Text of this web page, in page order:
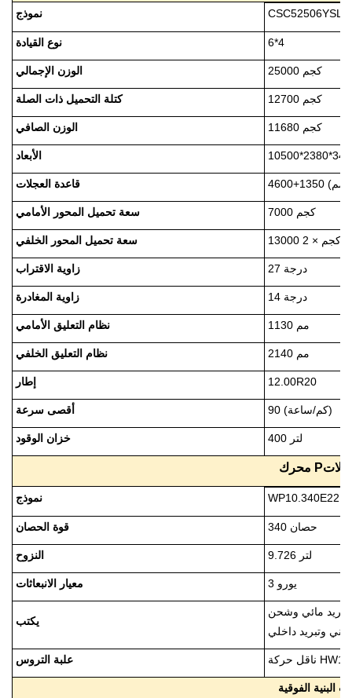
نموذج
نوع القيادة 6*4
الوزن الإجمالي 25000 كجم
كتلة التحميل ذات الصلة 12700 كجم
الوزن الصافي 11680 كجم
الأبعاد
قاعدة العجلات
سعة تحميل المحور الأمامي 7000 كجم
سعة تحميل المحور الخلفي 13000 كجم × 2
زاوية الاقتراب 27 درجة
زاوية المغادرة 14 درجة
نظام التعليق الأمامي 1130 مم
نظام التعليق الخلفي 2140 مم
إطار 12.00R20
أقصى سرعة 90 (كم/ساعة)
خزان الوقود 400 لتر
P
نموذج WP10.340E22
قوة الحصان 340 حصان
النزوح 9.726 لتر
معيار الانبعاثات يورو 3
يكتب
مائي وشحن
علبة التروس
البنية الفوقية